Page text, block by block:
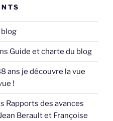
blog
Guide et charte du blog
ans je découvre la vue
!
Rapports des avances
Berault et Françoise